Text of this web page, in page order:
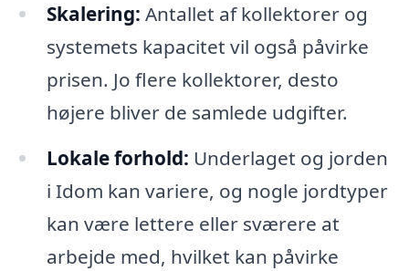
Skalering: Antallet af kollektorer og
systemets kapacitet vil også påvirke
prisen. Jo flere kollektorer, desto
højere bliver de samlede udgifter.
Lokale forhold: Underlaget og jorden
i Idom kan variere, og nogle jordtyper
kan være lettere eller sværere at
arbejde med, hvilket kan påvirke